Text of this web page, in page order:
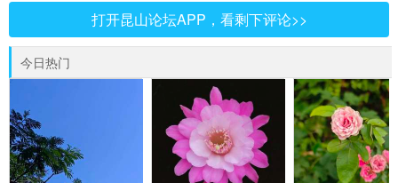
打开昆山论坛APP，看剩下评论>>
今日热门